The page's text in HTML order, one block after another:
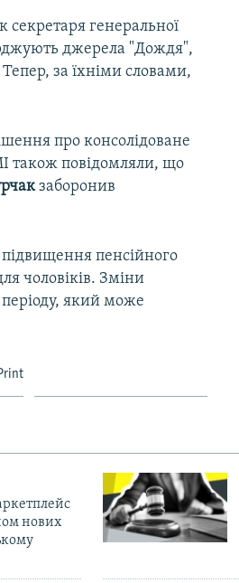
генеральної
джерела "Дождя",
за їхніми словами,
про консолідоване
також повідомляли, що
заборонив
пенсійного
чоловіків. Зміни
який може
нових